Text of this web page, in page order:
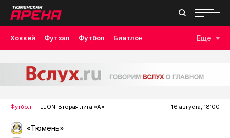
Хоккей Футзал Футбол Биатлон Еще
Футбол — LEON-Вторая лига «А» 16 августа, 18:00
«Тюмень»